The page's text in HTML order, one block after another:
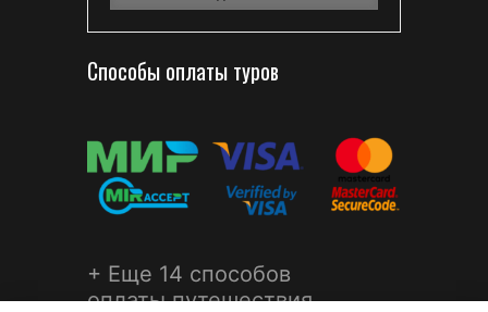
Способы оплаты туров
+ Еще 14 способов
оплаты путешествия